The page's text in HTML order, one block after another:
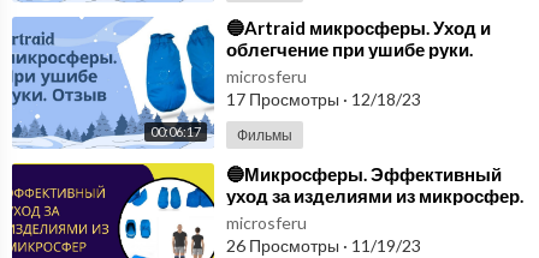
00:06:17
⁣🔵Artraid микросферы. Уход и
облегчение при ушибе руки.
Отзыв покупателя🔵
microsferu
17 Просмотры · 12/18/23
Фильмы
⁣🔵Микросферы. Эффективный
уход за изделиями из микросфер.
Практические советы и
рекомендации🔵
microsferu
26 Просмотры · 11/19/23